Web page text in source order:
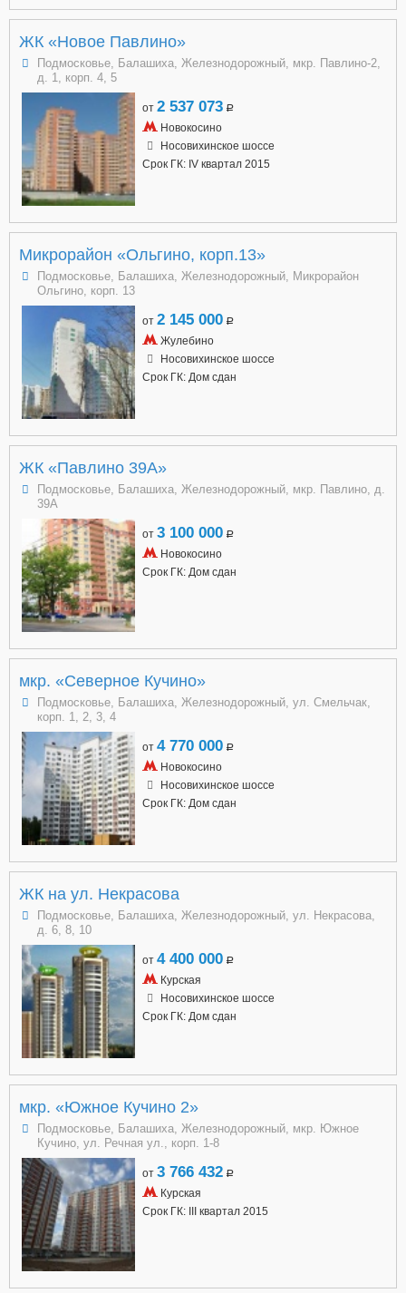
ЖК «Новое Павлино»
Подмосковье, Балашиха, Железнодорожный, мкр. Павлино-2,
д. 1, корп. 4, 5
от 2 537 073 a
Новокосино
Носовихинское шоссе
Срок ГК: IV квартал 2015
Микрорайон «Ольгино, корп.13»
Подмосковье, Балашиха, Железнодорожный, Микрорайон
Ольгино, корп. 13
от 2 145 000 a
Жулебино
Носовихинское шоссе
Срок ГК: Дом сдан
ЖК «Павлино 39А»
Подмосковье, Балашиха, Железнодорожный, мкр. Павлино, д.
39А
от 3 100 000 a
Новокосино
Срок ГК: Дом сдан
мкр. «Северное Кучино»
Подмосковье, Балашиха, Железнодорожный, ул. Смельчак,
корп. 1, 2, 3, 4
от 4 770 000 a
Новокосино
Носовихинское шоссе
Срок ГК: Дом сдан
ЖК на ул. Некрасова
Подмосковье, Балашиха, Железнодорожный, ул. Некрасова,
д. 6, 8, 10
от 4 400 000 a
Курская
Носовихинское шоссе
Срок ГК: Дом сдан
мкр. «Южное Кучино 2»
Подмосковье, Балашиха, Железнодорожный, мкр. Южное
Кучино, ул. Речная ул., корп. 1-8
от 3 766 432 a
Курская
Срок ГК: III квартал 2015